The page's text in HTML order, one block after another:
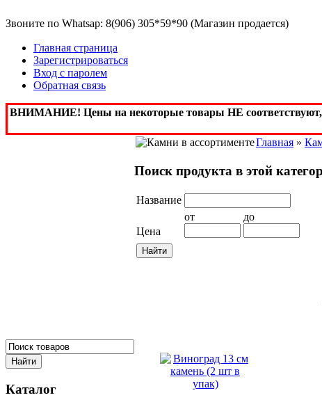
Звоните по Whatsap: 8(906) 305*59*90 (Магазин продается)
Главная страница
Зарегистрироваться
Вход с паролем
Обратная связь
ВНИМАНИЕ! Цены на некоторые товары НЕ соответствуют,
Каталог
Главная »
Поиск продукта в этой
Название
Цена
от до